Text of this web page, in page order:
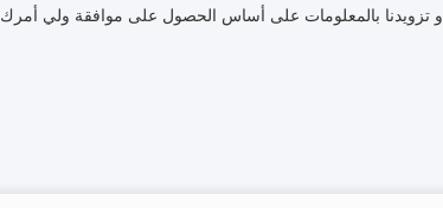
أو تزويدنا بالمعلومات على أساس الحصول على موافقة ولي أمرك.